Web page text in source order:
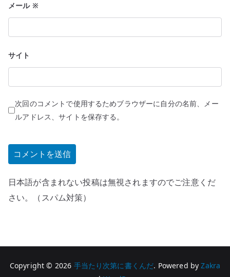
メール ※
サイト
次回のコメントで使用するためブラウザーに自分の名前、メー
ルアドレス、サイトを保存する。
日本語が含まれない投稿は無視されますのでご注意くだ
さい。（スパム対策）
Copyright © 2026 手当たり次第に書くんだ. Powered byZakra